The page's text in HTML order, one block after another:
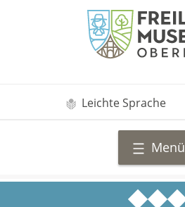
Freilandmuseum
Oberpfalz
Leichte Sprache
Menü